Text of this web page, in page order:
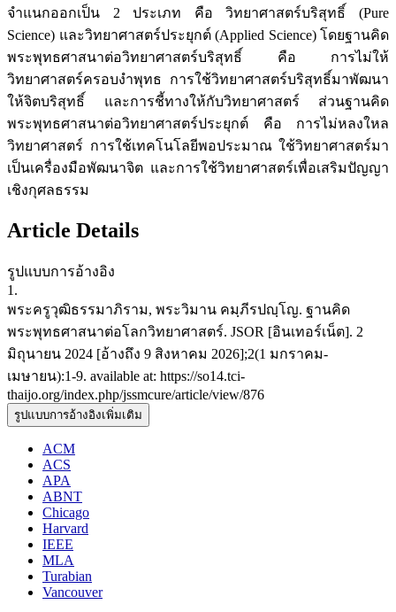
จำแนกออกเป็น 2 ประเภท คือ วิทยาศาสตร์บริสุทธิ์ (Pure
Science) และวิทยาศาสตร์ประยุกต์ (Applied Science) โดยฐานคิด
พระพุทธศาสนาต่อวิทยาศาสตร์บริสุทธิ์ คือ การไม่ให้
วิทยาศาสตร์ครอบงำพุทธ การใช้วิทยาศาสตร์บริสุทธิ์มาพัฒนา
ให้จิตบริสุทธิ์ และการชี้ทางให้กับวิทยาศาสตร์ ส่วนฐานคิด
พระพุทธศาสนาต่อวิทยาศาสตร์ประยุกต์ คือ การไม่หลงใหล
วิทยาศาสตร์ การใช้เทคโนโลยีพอประมาณ ใช้วิทยาศาสตร์มา
เป็นเครื่องมือพัฒนาจิต และการใช้วิทยาศาสตร์เพื่อเสริมปัญญา
เชิงกุศลธรรม
Article Details
รูปแบบการอ้างอิง
1.
พระครูวุฒิธรรมาภิราม, พระวิมาน คมฺภีรปญฺโญ. ฐานคิด
พระพุทธศาสนาต่อโลกวิทยาศาสตร์. JSOR [อินเทอร์เน็ต]. 2
มิถุนายน 2024 [อ้างถึง 9 สิงหาคม 2026];2(1 มกราคม-
เมษายน):1-9. available at: https://so14.tci-
thaijo.org/index.php/jssmcure/article/view/876
รูปแบบการอ้างอิงเพิ่มเติม
ACM
ACS
APA
ABNT
Chicago
Harvard
IEEE
MLA
Turabian
Vancouver